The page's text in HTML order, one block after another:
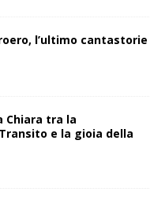
l’ultimo cantastorie
Chiara tra la
e la gioia della